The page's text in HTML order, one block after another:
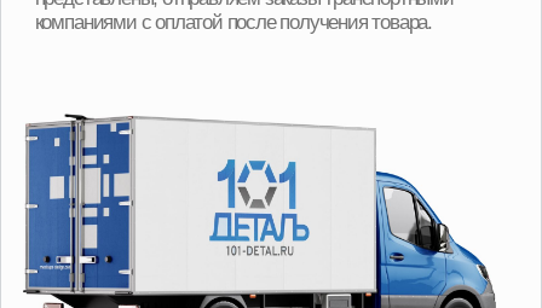
от 2000р до 8000р за сдачу вашего Б/У агрегата.